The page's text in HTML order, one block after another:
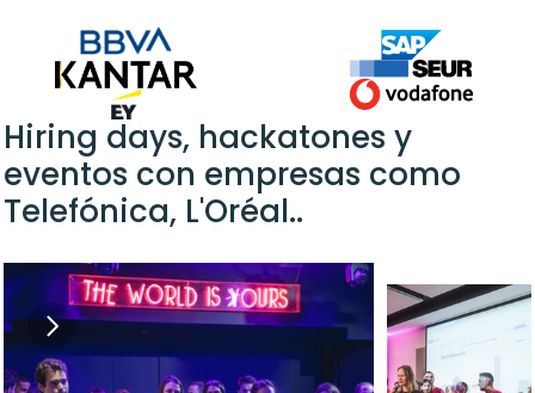
Hiring days, hackatones y
eventos con empresas como
Telefónica, L'Oréal..